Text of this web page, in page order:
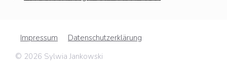
Impressum
Datenschutzerklärung
© 2026 Sylwia Jankowski